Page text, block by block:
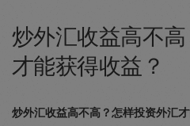
炒外汇收益高不
才能获得收益？
炒外汇收益高不高？怎样投资外汇